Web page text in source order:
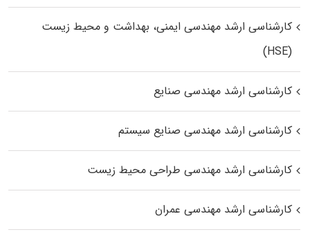
کارشناسی ارشد مهندسی ایمنی، بهداشت و محیط زیست
(HSE)
کارشناسی ارشد مهندسی صنایع
کارشناسی ارشد مهندسی صنایع سیستم
کارشناسی ارشد مهندسی طراحی محیط زیست
کارشناسی ارشد مهندسی عمران